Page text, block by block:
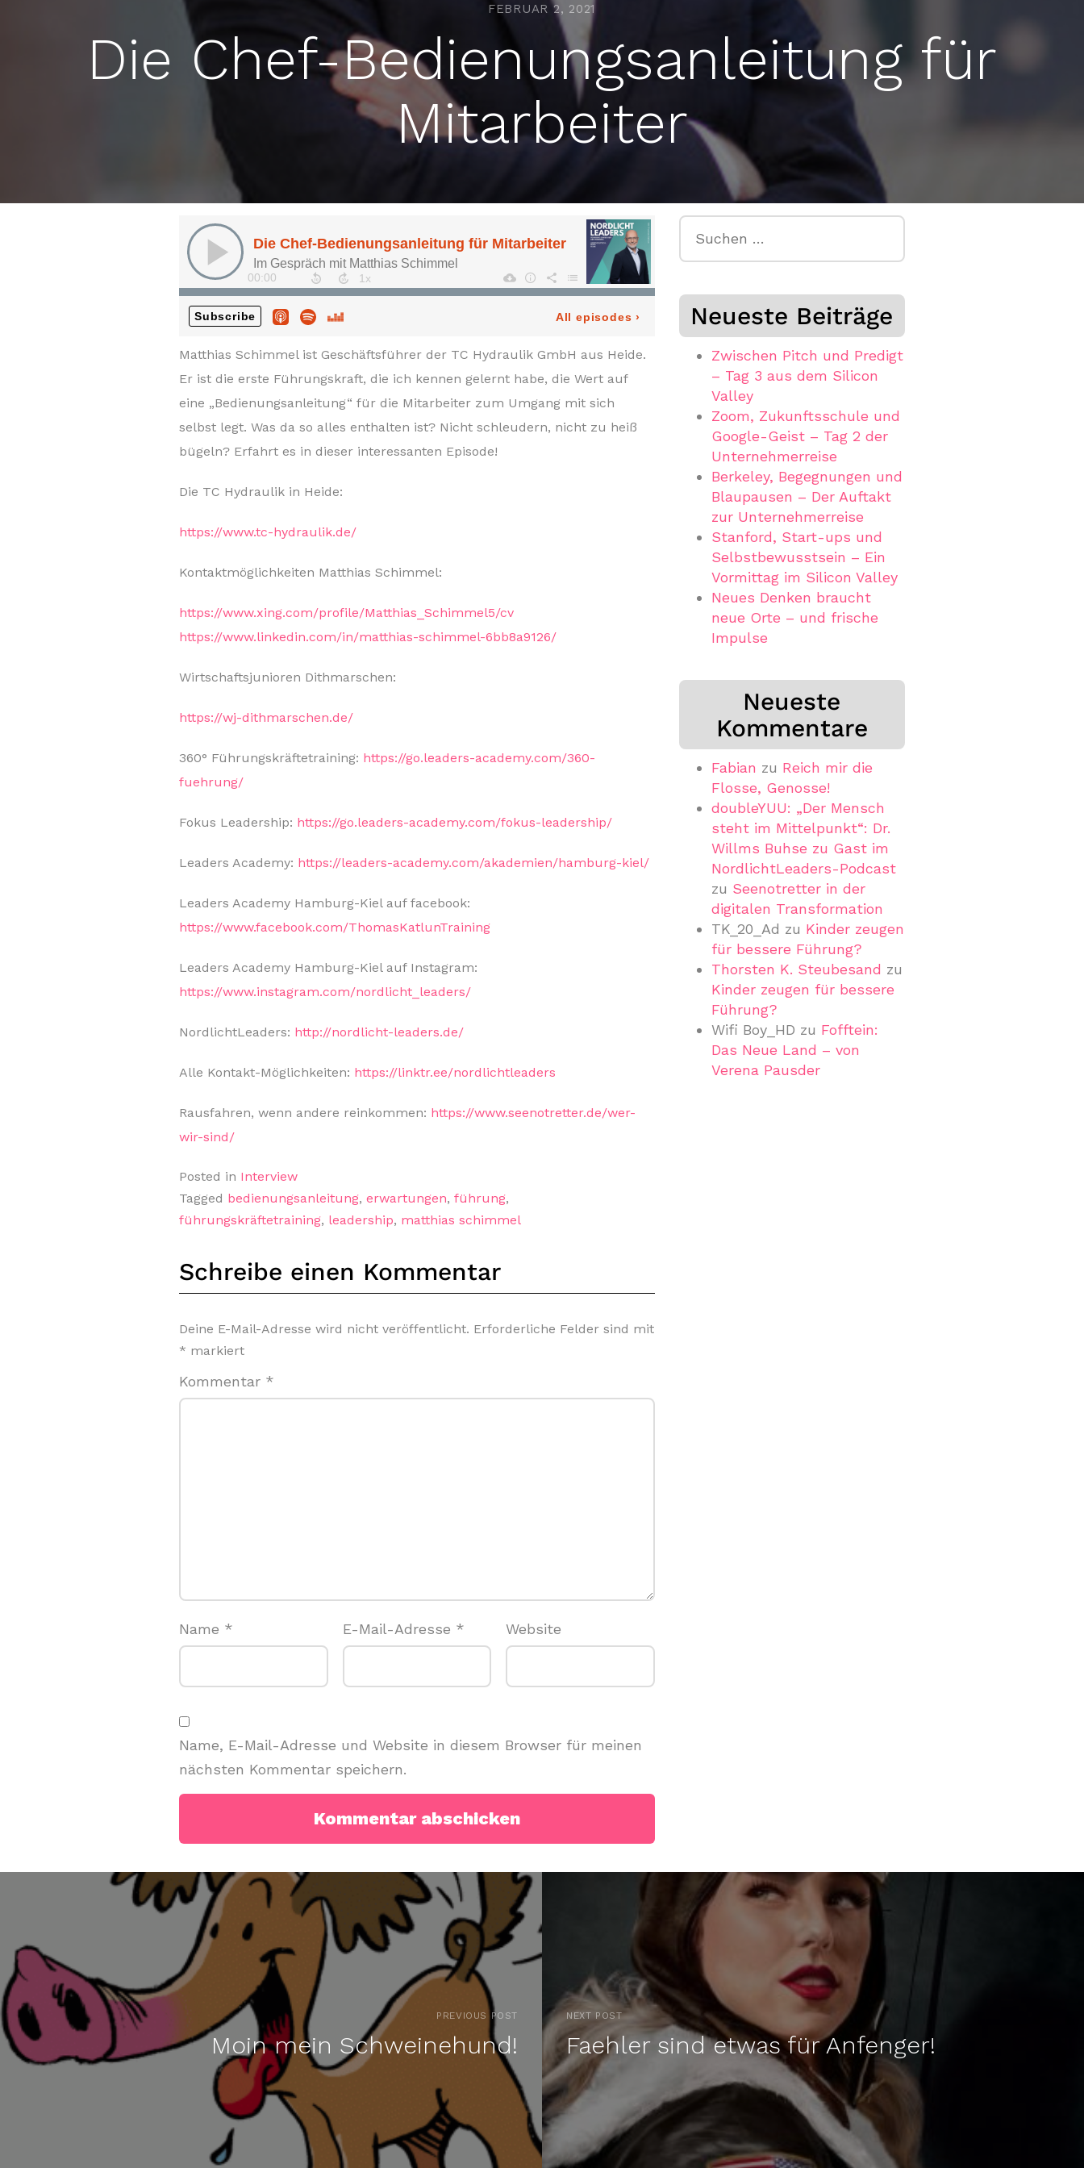
FEBRUAR 2, 2021
Die Chef-Bedienungsanleitung für
Mitarbeiter
Matthias Schimmel ist Geschäftsführer der TC Hydraulik GmbH aus Heide.
Er ist die erste Führungskraft, die ich kennen gelernt habe, die Wert auf
eine „Bedienungsanleitung“ für die Mitarbeiter zum Umgang mit sich
selbst legt. Was da so alles enthalten ist? Nicht schleudern, nicht zu heiß
bügeln? Erfahrt es in dieser interessanten Episode!
Die TC Hydraulik in Heide:
https://www.tc-hydraulik.de/
Kontaktmöglichkeiten Matthias Schimmel:
https://www.xing.com/profile/Matthias_Schimmel5/cv
https://www.linkedin.com/in/matthias-schimmel-6bb8a9126/
Wirtschaftsjunioren Dithmarschen:
https://wj-dithmarschen.de/
360° Führungskräftetraining: https://go.leaders-academy.com/360-
fuehrung/
Fokus Leadership: https://go.leaders-academy.com/fokus-leadership/
Leaders Academy: https://leaders-academy.com/akademien/hamburg-kiel/
Leaders Academy Hamburg-Kiel auf facebook:
https://www.facebook.com/ThomasKatlunTraining
Leaders Academy Hamburg-Kiel auf Instagram:
https://www.instagram.com/nordlicht_leaders/
NordlichtLeaders: http://nordlicht-leaders.de/
Alle Kontakt-Möglichkeiten: https://linktr.ee/nordlichtleaders
Rausfahren, wenn andere reinkommen: https://www.seenotretter.de/wer-
wir-sind/
Posted in Interview
Tagged bedienungsanleitung, erwartungen, führung,
führungskräftetraining, leadership, matthias schimmel
Schreibe einen Kommentar
Deine E-Mail-Adresse wird nicht veröffentlicht. Erforderliche Felder sind mit
* markiert
Kommentar *
Name * E-Mail-Adresse * Website
Name, E-Mail-Adresse und Website in diesem Browser für meinen
nächsten Kommentar speichern.
Neueste Beiträge
Zwischen Pitch und Predigt
– Tag 3 aus dem Silicon
Valley
Zoom, Zukunftsschule und
Google-Geist – Tag 2 der
Unternehmerreise
Berkeley, Begegnungen und
Blaupausen – Der Auftakt
zur Unternehmerreise
Stanford, Start-ups und
Selbstbewusstsein – Ein
Vormittag im Silicon Valley
Neues Denken braucht
neue Orte – und frische
Impulse
Neueste
Kommentare
Fabian zu Reich mir die
Flosse, Genosse!
doubleYUU: „Der Mensch
steht im Mittelpunkt“: Dr.
Willms Buhse zu Gast im
NordlichtLeaders-Podcast
zu Seenotretter in der
digitalen Transformation
TK_20_Ad zu Kinder zeugen
für bessere Führung?
Thorsten K. Steubesand zu
Kinder zeugen für bessere
Führung?
Wifi Boy_HD zu Fofftein:
Das Neue Land – von
Verena Pausder
PREVIOUS POST
Moin mein Schweinehund!
NEXT POST
Faehler sind etwas für Anfenger!